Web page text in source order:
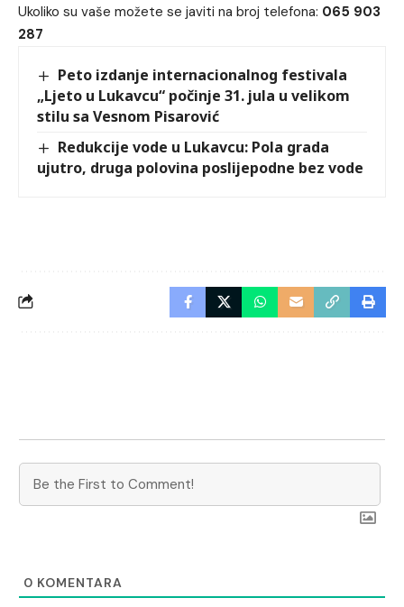
Ukoliko su vaše možete se javiti na broj telefona: 065 903
287
Peto izdanje internacionalnog festivala
„Ljeto u Lukavcu“ počinje 31. jula u velikom
stilu sa Vesnom Pisarović
Redukcije vode u Lukavcu: Pola grada
ujutro, druga polovina poslijepodne bez vode
0 KOMENTARA